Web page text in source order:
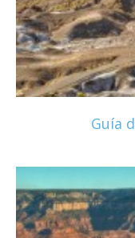
Guía